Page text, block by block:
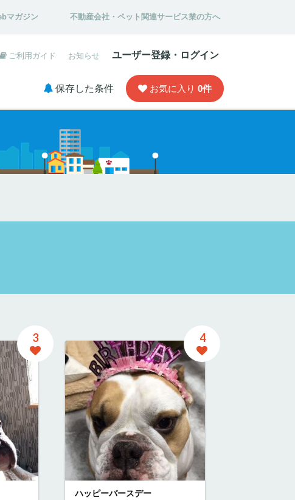
マガジン 不動産会社・ペット関連サービス業の方へ
ご利用ガイド お知らせ ユーザー登録・ログイン
保存した条件 お気に入り 0件
3 4
ハッピーバースデー